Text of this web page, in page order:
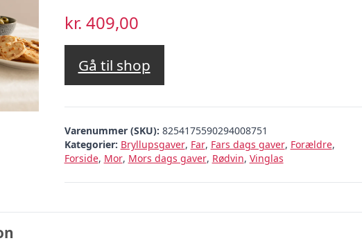
kr. 409,00
Gå til shop
Varenummer (SKU): 8254175590294008751
Kategorier: Bryllupsgaver, Far, Fars dags gaver, Forældre,
Forside, Mor, Mors dags gaver, Rødvin, Vinglas